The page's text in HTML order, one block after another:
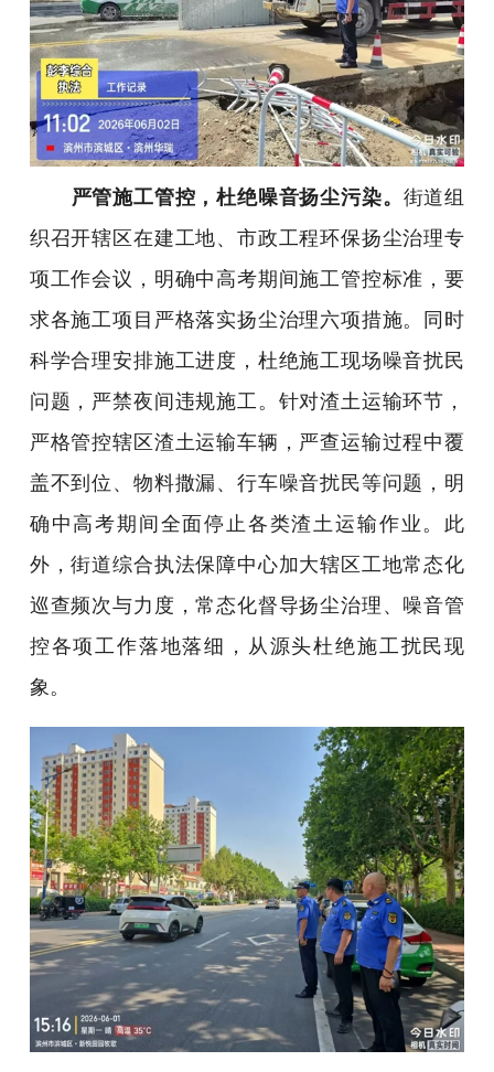
严管施工管控，杜绝噪音扬尘污染。 街道组
织召开辖区在建工地、市政工程环保扬尘治理专
项工作会议，明确中高考期间施工管控标准，要
求各施工项目严格落实扬尘治理六项措施。同时
科学合理安排施工进度，杜绝施工现场噪音扰民
问题，严禁夜间违规施工。针对渣土运输环节，
严格管控辖区渣土运输车辆，严查运输过程中覆
盖不到位、物料撒漏、行车噪音扰民等问题，明
确中高考期间全面停止各类渣土运输作业。此
外，街道综合执法保障中心加大辖区工地常态化
巡查频次与力度，常态化督导扬尘治理、噪音管
控各项工作落地落细，从源头杜绝施工扰民现
象。